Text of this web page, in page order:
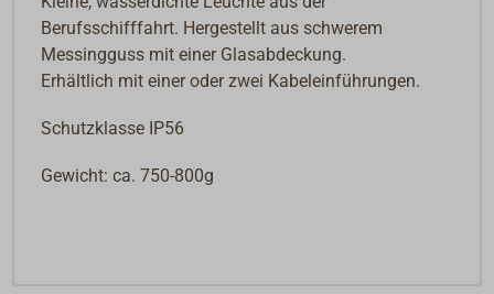
Berufsschifffahrt. Hergestellt aus schwerem
Messingguss mit einer Glasabdeckung.
Erhältlich mit einer oder zwei Kabeleinführungen.
Schutzklasse IP56
Gewicht: ca. 750-800g